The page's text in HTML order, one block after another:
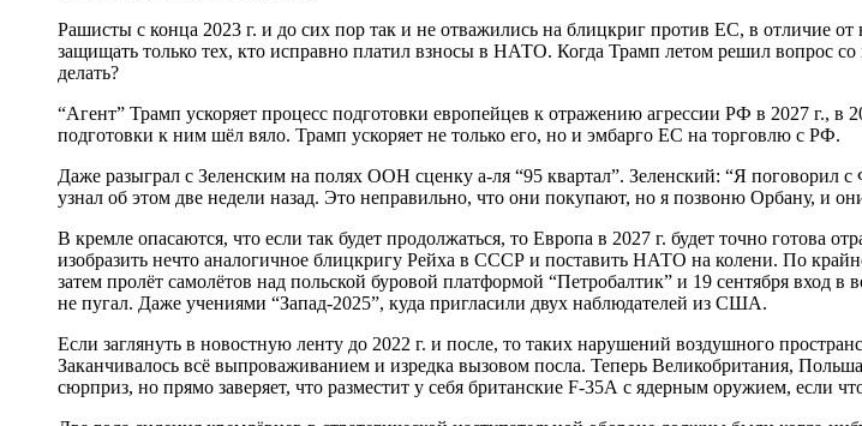
Рашисты с конца 2023 г. и до сих пор так и не отважились на блицкриг против ЕС, в отличие
защищать только тех, кто исправно платил взносы в НАТО. Когда Трамп летом решил вопрос
делать?
“Агент” Трамп ускоряет процесс подготовки европейцев к отражению агрессии РФ в 2027 г.,
подготовки к ним шёл вяло. Трамп ускоряет не только его, но и эмбарго ЕС на торговлю с РФ.
Даже разыграл с Зеленским на полях ООН сценку а-ля “95 квартал”. Зеленский: “Я
узнал об этом две недели назад. Это неправильно, что они покупают, но я позвоню Орбану, и
В кремле опасаются, что если так будет продолжаться, то Европа в 2027 г. будет точно
изобразить нечто аналогичное блицкригу Рейха в СССР и поставить НАТО на колени. По
затем пролёт самолётов над польской буровой платформой “Петробалтик” и 19 сентября вход
не пугал. Даже учениями “Запад-2025”, куда пригласили двух наблюдателей из США.
Если заглянуть в новостную ленту до 2022 г. и после, то таких нарушений воздушного
Заканчивалось всё выпроваживанием и изредка вызовом посла. Теперь Великобритания,
сюрприз, но прямо заверяет, что разместит у себя британские F-35А с ядерным оружием, если